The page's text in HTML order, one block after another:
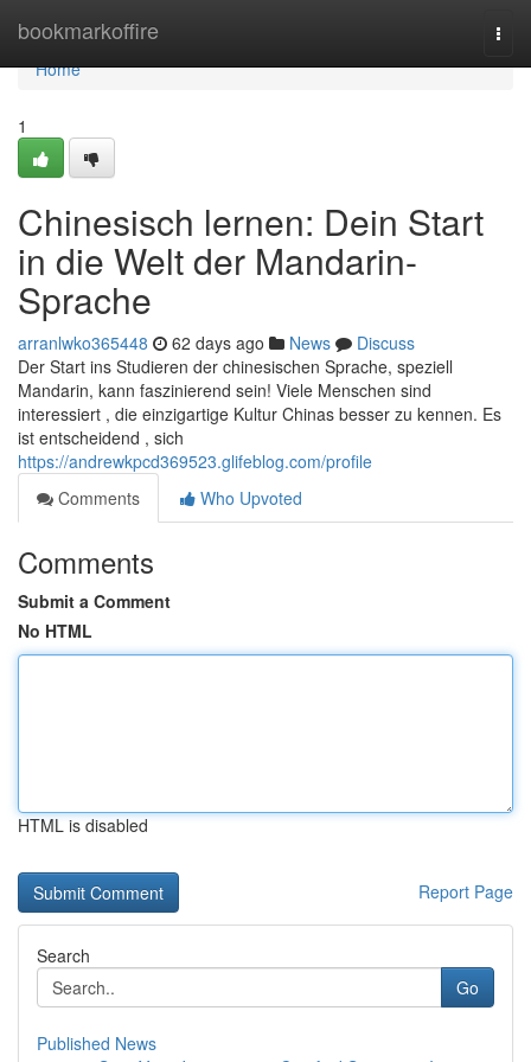
bookmarkoffire
Home
Home
1
Chinesisch lernen: Dein Start
in die Welt der Mandarin-
Sprache
arranlwko365448 62 days ago News
Discuss
Der Start ins Studieren der chinesischen Sprache, speziell
Mandarin, kann faszinierend sein! Viele Menschen sind
interessiert , die einzigartige Kultur Chinas besser zu kennen. Es
ist entscheidend , sich
https://andrewkpcd369523.glifeblog.com/profile
Comments
Who Upvoted
Comments
Submit a Comment
No HTML
HTML is disabled
Report Page
Search
Go
Published News